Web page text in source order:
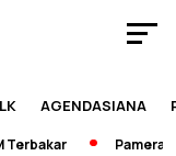
AGENDASIANA
Pameran